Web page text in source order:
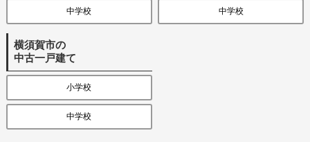
中学校 中学校
横須賀市の
中古一戸建て
小学校
中学校